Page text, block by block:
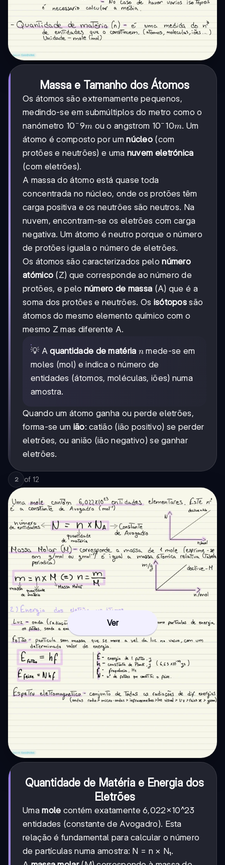
Massa e Tamanho dos Átomos
Os átomos são extremamente pequenos,
medindo-se em submúltiplos do metro como o
nanómetro 10^-9
m
10 −9m ou o angstrom 10^-10
m
10− 10m. Um
átomo é composto por umnúcleo (com
protões e neutrões) e uma nuvem eletrónica
(com eletrões).
A massa do átomo está quase toda
concentrada no núcleo, onde os protões têm
carga positiva e os neutrões são neutros. Na
nuvem, encontram-se os eletrões com carga
negativa. Um átomo é neutro porque o número
de protões iguala o número de eletrões.
Os átomos são caracterizados pelonúmero
atómico (Z) que corresponde ao número de
protões, e pelo número de massa (A) que é a
soma dos protões e neutrões. Os isótopos são
átomos do mesmo elemento químico com o
mesmo Z mas diferente A.
💡 Aquantidade de matéria n
n mede-se em
moles (mol) e indica o número de
entidades (átomos, moléculas, iões) numa
amostra.
Quando um átomo ganha ou perde eletrões,
forma-se um ião: catião (ião positivo) se perder
eletrões, ou anião (ião negativo) se ganhar
eletrões.
2 of 12
Ver
Quantidade de Matéria e Energia dos
Eletrões
Umamole contém exatamente 6,022×10^23
entidades (constante de Avogadro). Esta
relação é fundamental para calcular o número
de partículas numa amostra: N = n × N₁.